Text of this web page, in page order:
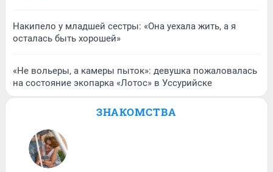
Накипело у младшей сестры: «Она уехала жить, а я
осталась быть хорошей»
«Не вольеры, а камеры пыток»: девушка пожаловалась
на состояние экопарка «Лотос» в Уссурийске
ЗНАКОМСТВА